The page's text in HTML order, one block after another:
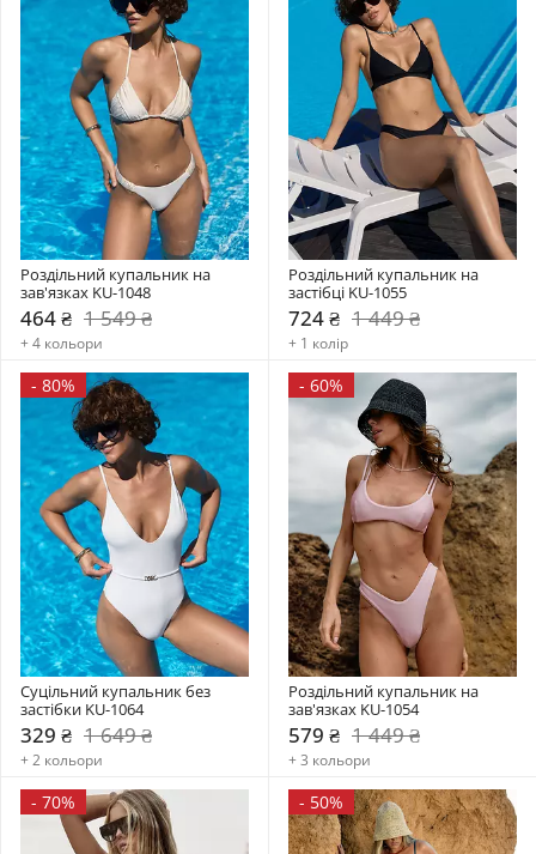
Роздільний купальник на
зав'язках KU-1048
464 ₴ 1 549 ₴
+ 4 кольори
Роздільний купальник на
застібці KU-1055
724 ₴ 1 449 ₴
+ 1 колір
- 80%
Суцільний купальник без
застібки KU-1064
329 ₴ 1 649 ₴
+ 2 кольори
- 60%
Роздільний купальник на
зав'язках KU-1054
579 ₴ 1 449 ₴
+ 3 кольори
- 70% - 50%